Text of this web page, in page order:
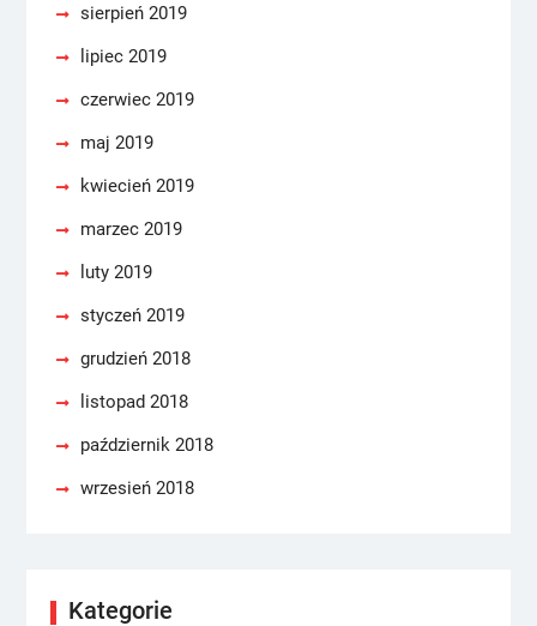
sierpień 2019
lipiec 2019
czerwiec 2019
maj 2019
kwiecień 2019
marzec 2019
luty 2019
styczeń 2019
grudzień 2018
listopad 2018
październik 2018
wrzesień 2018
Kategorie